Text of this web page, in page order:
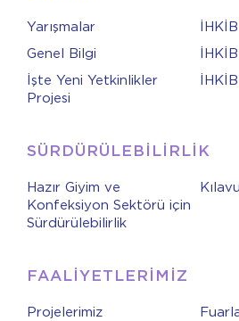
Yarışmalar
Genel Bilgi
İşte Yeni Yetkinlikler
Projesi
SÜRDÜRÜLEBİLİRLİK
Hazır Giyim ve
Konfeksiyon Sektörü için
Sürdürülebilirlik
FAALİYETLERİMİZ
Projelerimiz